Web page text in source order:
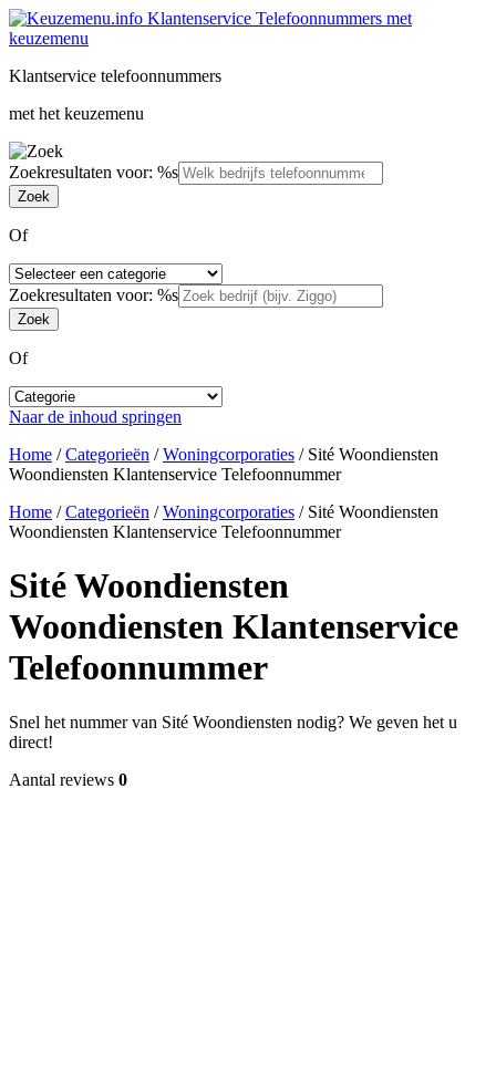
Klantservice telefoonnummers
met het keuzemenu
Zoekresultaten voor: %s
Of
Zoekresultaten voor: %s
Of
Naar de inhoud springen
Home /Categorieën /Woningcorporaties / Sité Woondiensten
Woondiensten Klantenservice Telefoonnummer
Home /Categorieën /Woningcorporaties / Sité Woondiensten
Woondiensten Klantenservice Telefoonnummer
Sité Woondiensten
Woondiensten Klantenservice
Telefoonnummer
Snel het nummer van Sité Woondiensten nodig? We geven het u
direct!
Aantal reviews 0